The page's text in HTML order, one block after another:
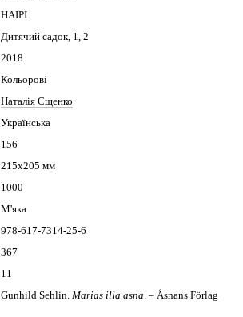
НАІРІ
Дитячий садок, 1, 2
2018
Кольорові
Наталія Єщенко
Українська
156
215х205 мм
1000
М'яка
978-617-7314-25-6
367
11
Gunhild Sehlin. Marias illa asna. – Åsnans Förlag